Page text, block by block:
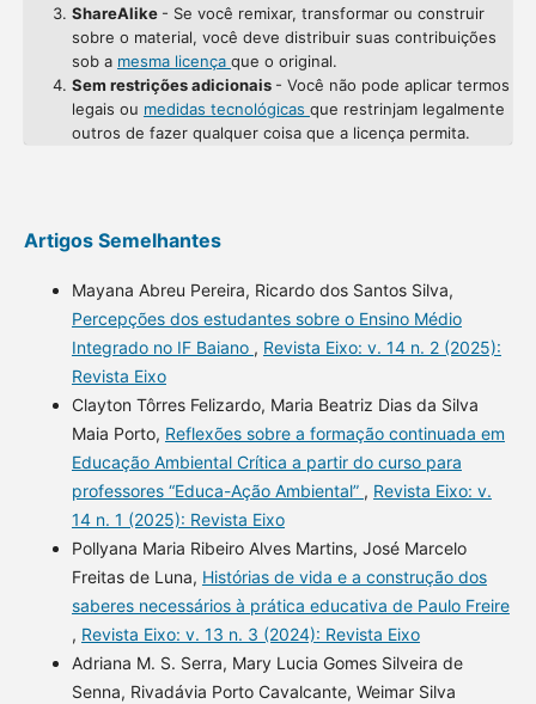
ShareAlike - Se você remixar, transformar ou construir
sobre o material, você deve distribuir suas contribuições
sob a mesma licença que o original.
Sem restrições adicionais - Você não pode aplicar termos
legais ou medidas tecnológicas que restrinjam legalmente
outros de fazer qualquer coisa que a licença permita.
Artigos Semelhantes
Mayana Abreu Pereira, Ricardo dos Santos Silva,
Percepções dos estudantes sobre o Ensino Médio
Integrado no IF Baiano , Revista Eixo: v. 14 n. 2 (2025):
Revista Eixo
Clayton Tôrres Felizardo, Maria Beatriz Dias da Silva
Maia Porto, Reflexões sobre a formação continuada em
Educação Ambiental Crítica a partir do curso para
professores “Educa-Ação Ambiental” , Revista Eixo: v.
14 n. 1 (2025): Revista Eixo
Pollyana Maria Ribeiro Alves Martins, José Marcelo
Freitas de Luna, Histórias de vida e a construção dos
saberes necessários à prática educativa de Paulo Freire
, Revista Eixo: v. 13 n. 3 (2024): Revista Eixo
Adriana M. S. Serra, Mary Lucia Gomes Silveira de
Senna, Rivadávia Porto Cavalcante, Weimar Silva